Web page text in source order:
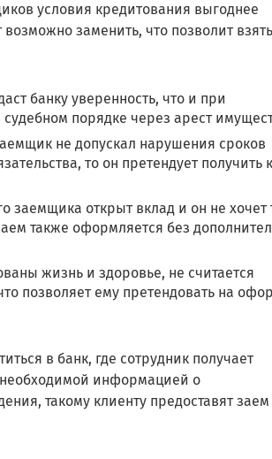
условия кредитования выгоднее
заменить, что позволит
банку уверенность, что и при
порядке через арест
не допускал нарушения сроков
то он претендует получить
заемщика открыт вклад и он не хочет
также оформляется без
жизнь и здоровье, не считается
позволяет ему претендовать на
в банк, где сотрудник получает
информацией о
такому клиенту предоставят